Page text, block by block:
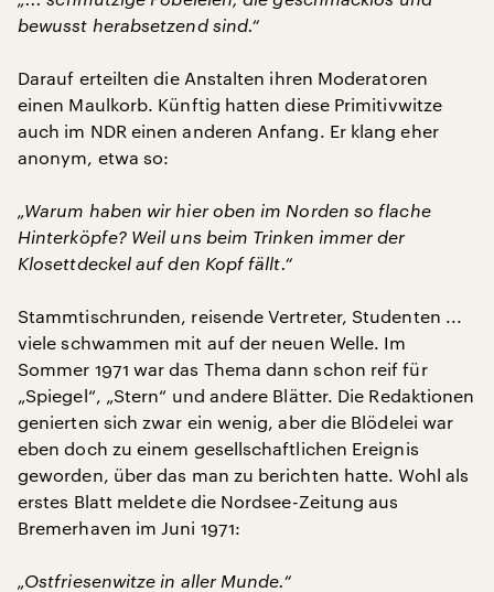
bewusst herabsetzend sind.“
Darauf erteilten die Anstalten ihren Moderatoren
einen Maulkorb. Künftig hatten diese Primitivwitze
auch im NDR einen anderen Anfang. Er klang eher
anonym, etwa so:
„Warum haben wir hier oben im Norden so flache
Hinterköpfe? Weil uns beim Trinken immer der
Klosettdeckel auf den Kopf fällt.“
Stammtischrunden, reisende Vertreter, Studenten ...
viele schwammen mit auf der neuen Welle. Im
Sommer 1971 war das Thema dann schon reif für
„Spiegel“, „Stern“ und andere Blätter. Die Redaktionen
genierten sich zwar ein wenig, aber die Blödelei war
eben doch zu einem gesellschaftlichen Ereignis
geworden, über das man zu berichten hatte. Wohl als
erstes Blatt meldete die Nordsee-Zeitung aus
Bremerhaven im Juni 1971:
„Ostfriesenwitze in aller Munde.“